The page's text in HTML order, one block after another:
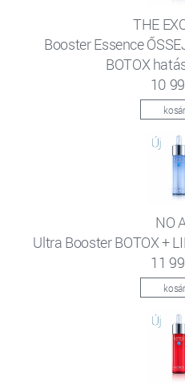
THE
Booster Essence
BOTOX
10
NO
Ultra Booster BOTOX +
11